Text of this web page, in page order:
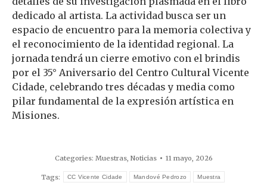
dedicado al artista. La actividad busca ser un
espacio de encuentro para la memoria colectiva y
el reconocimiento de la identidad regional. La
jornada tendrá un cierre emotivo con el brindis
por el 35° Aniversario del Centro Cultural Vicente
Cidade, celebrando tres décadas y media como
pilar fundamental de la expresión artística en
Misiones.
Categories: Muestras, Noticias 11 mayo, 2026
Tags: CC Vicente Cidade Mandové Pedrozo Muestra